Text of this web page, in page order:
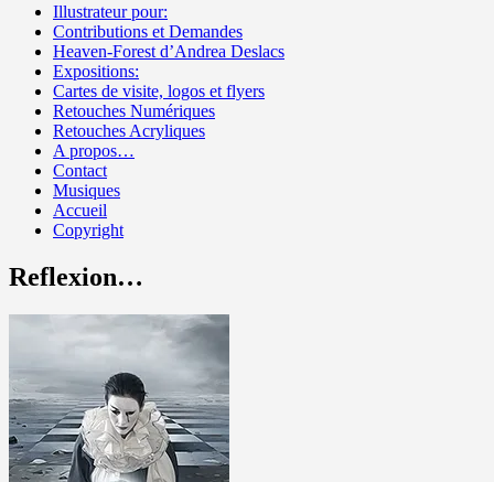
Illustrateur pour:
Contributions et Demandes
Heaven-Forest d’Andrea Deslacs
Expositions:
Cartes de visite, logos et flyers
Retouches Numériques
Retouches Acryliques
A propos…
Contact
Musiques
Accueil
Copyright
Reflexion…